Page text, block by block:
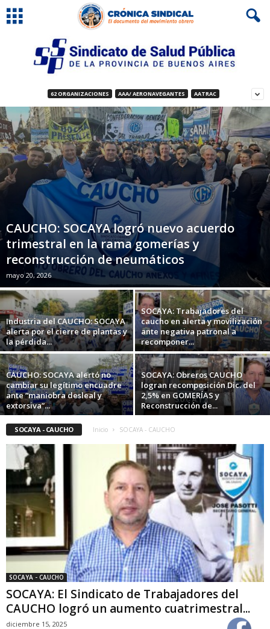
62 ORGANIZACIONES AAA/ AERONAVEGANTES AATRAC
CAUCHO: SOCAYA logró nuevo acuerdo
trimestral en la rama gomerías y
reconstrucción de neumáticos
mayo 20, 2026
Industria del CAUCHO: SOCAYA
alerta por el cierre de plantas y
la pérdida...
SOCAYA: Trabajadores del
caucho en alerta y movilización
ante negativa patronal a
recomponer...
CAUCHO: SOCAYA alertó no
cambiar su legítimo encuadre
ante “maniobra desleal y
extorsiva”...
SOCAYA: Obreros CAUCHO
logran recomposición Dic. del
2,5% en GOMERÍAS y
Reconstrucción de...
SOCAYA - CAUCHO Inicio SOCAYA - CAUCHO
SOCAYA - CAUCHO
SOCAYA: El Sindicato de Trabajadores del
CAUCHO logró un aumento cuatrimestral...
diciembre 15, 2025